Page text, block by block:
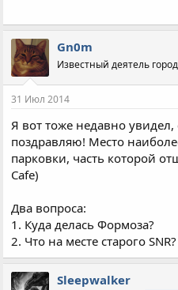
Gn0m
Известный деятель
31 Июл 2014
Я вот тоже недавно
поздравляю! Место
парковки, часть которой
Cafe)
Два вопроса:
1. Куда делась Формоза?
2. Что на месте старого SNR?
Sleepwalker